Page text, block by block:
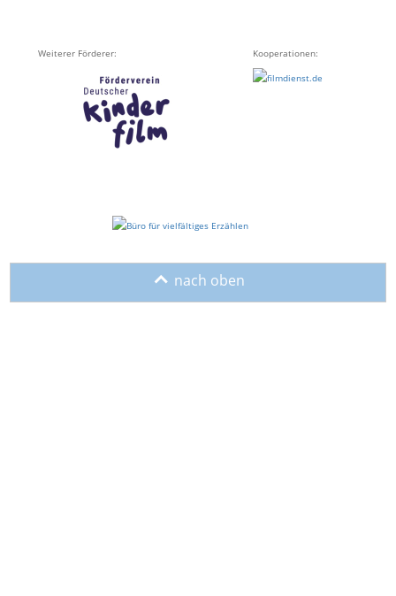
Weiterer Förderer: Kooperationen:
o